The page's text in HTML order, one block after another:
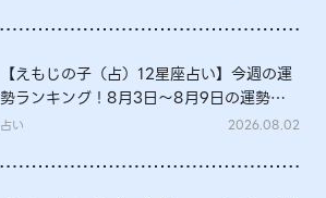
【えもじの子（占）12星座占い】今週の運
勢ランキング！8月3日～8月9日の運勢
は？
占い 2026.08.02